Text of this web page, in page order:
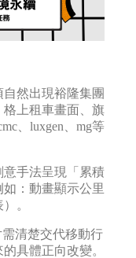
然出現裕隆集團
上租車畫面、旗
、luxgen、mg等
意手法呈現「累積
：動畫顯示公里
。
需清楚交代移動行
具體正向改變。